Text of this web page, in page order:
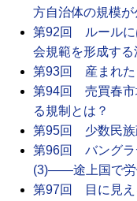
方自治体の規模
第92回 ルールに
会規範を形成する
第93回 産まれた
第94回 売買春市
る規制とは？
第95回 少数民族
第96回 バングラ
(3)――途上国で労
第97回 目に見